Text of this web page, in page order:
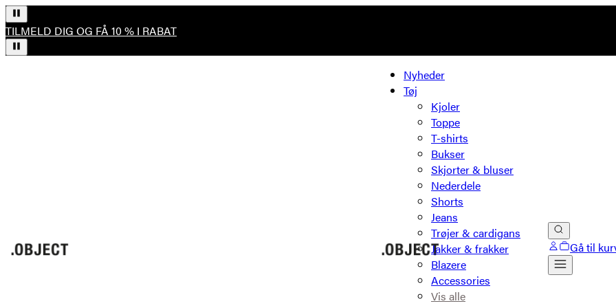
TILMELD DIG OG FÅ 10 % I RABAT
Nyheder
Tøj
Kjoler
Toppe
T-shirts
Bukser
Skjorter & bluser
Nederdele
Shorts
Jeans
Trøjer & cardigans
Jakker & frakker
Blazere
Accessories
Vis alle
Gå til